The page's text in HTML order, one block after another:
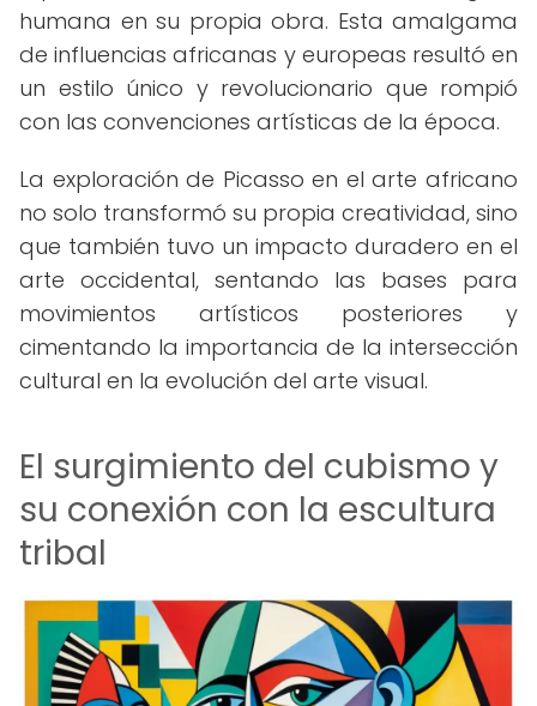
humana en su propia obra. Esta amalgama
de influencias africanas y europeas resultó en
un estilo único y revolucionario que rompió
con las convenciones artísticas de la época.
La exploración de Picasso en el arte africano
no solo transformó su propia creatividad, sino
que también tuvo un impacto duradero en el
arte occidental, sentando las bases para
movimientos artísticos posteriores y
cimentando la importancia de la intersección
cultural en la evolución del arte visual.
El surgimiento del cubismo y
su conexión con la escultura
tribal